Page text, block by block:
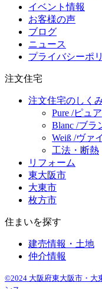
イベント情報
お客様の声
ブログ
ニュース
プライバシーポ
注文住宅
注文住宅のしく
Pure /ピュア
Blanc /ブラ
Weiß /ヴァ
工法・断熱
リフォーム
東大阪市
大東市
枚方市
住まいを探す
建売情報・土地
仲介情報
©2024 大阪府東大阪市・大